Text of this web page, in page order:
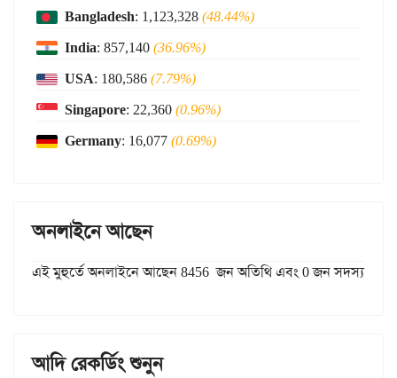
Bangladesh: 1,123,328(48.44%)
India: 857,140(36.96%)
USA: 180,586(7.79%)
Singapore: 22,360(0.96%)
Germany: 16,077(0.69%)
অনলাইনে আছেন
এই মুহুর্তে অনলাইনে আছেন 8456 জন অতিথি এবং 0 জন সদস্য
আদি রেকর্ডিং শুনুন